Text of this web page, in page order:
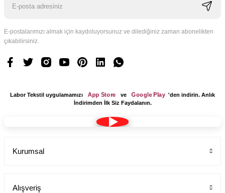
E-postalarımızı almak için kaydoluyorsunuz ve dilediğiniz zaman abonelikten
çıkabilirsiniz.
Labor Tekstil uygulamamızı App Store ve Google Play 'den indirin. Anlık
İndirimden İlk Siz Faydalanın.
Kurumsal
Alışveriş